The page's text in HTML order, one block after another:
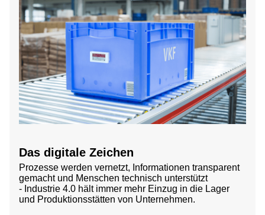
Das digitale Zeichen
Prozesse werden vernetzt, Informationen transparent
gemacht und Menschen technisch unterstützt
- Industrie 4.0 hält immer mehr Einzug in die Lager
und Produktionsstätten von Unternehmen.